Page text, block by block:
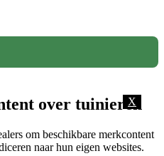
X
over tuinieren
om beschikbare merkcontent
naar hun eigen websites.